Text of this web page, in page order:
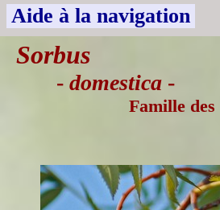
Aide à la navigation
Sorbus
- domestica -
Famille des